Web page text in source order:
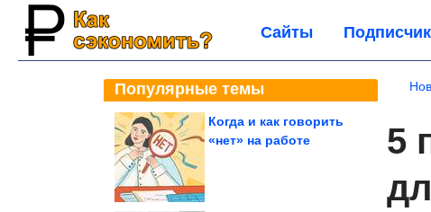
Сайты
Популярные темы
Когда и как говорить
«нет» на работе
5